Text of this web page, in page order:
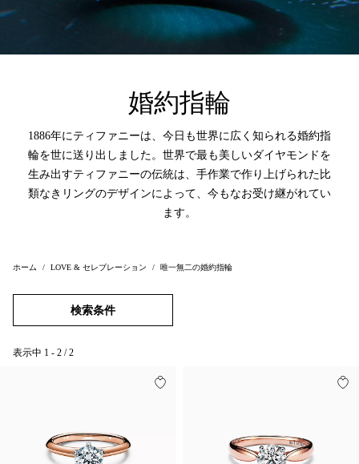
婚約指輪
1886年にティファニーは、今日も世界に広く知られる婚約指
輪を世に送り出しました。世界で最も美しいダイヤモンドを
生み出すティファニーの伝統は、手作業で作り上げられた比
類なきリングのデザインによって、今もなお受け継がれてい
ます。
ホーム LOVE & セレブレーション 唯一無二の婚約指輪
検索条件
表示中 1 - 2 / 2